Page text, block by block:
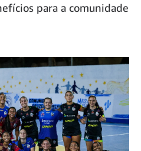
para a comunidade